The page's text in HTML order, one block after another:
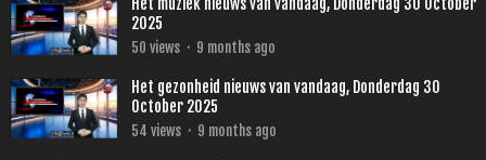
Het muziek nieuws van vandaag, Donderdag 30 October
2025
50 views · 9 months ago
Het gezonheid nieuws van vandaag, Donderdag 30
October 2025
54 views · 9 months ago